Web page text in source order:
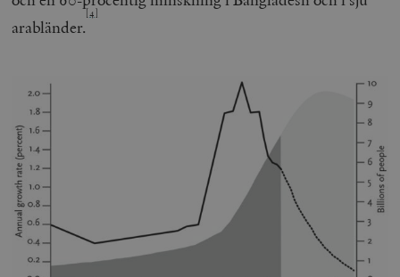
arabländer.
[4]